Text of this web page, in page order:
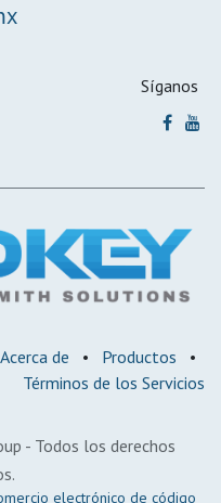
Síganos
Acerca de • Productos
•
Términos de los Servicios
- Todos los derechos
electrónico de código